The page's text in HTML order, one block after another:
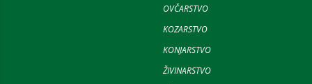
OVČARSTVO
KOZARSTVO
KONJARSTVO
ŽIVINARSTVO